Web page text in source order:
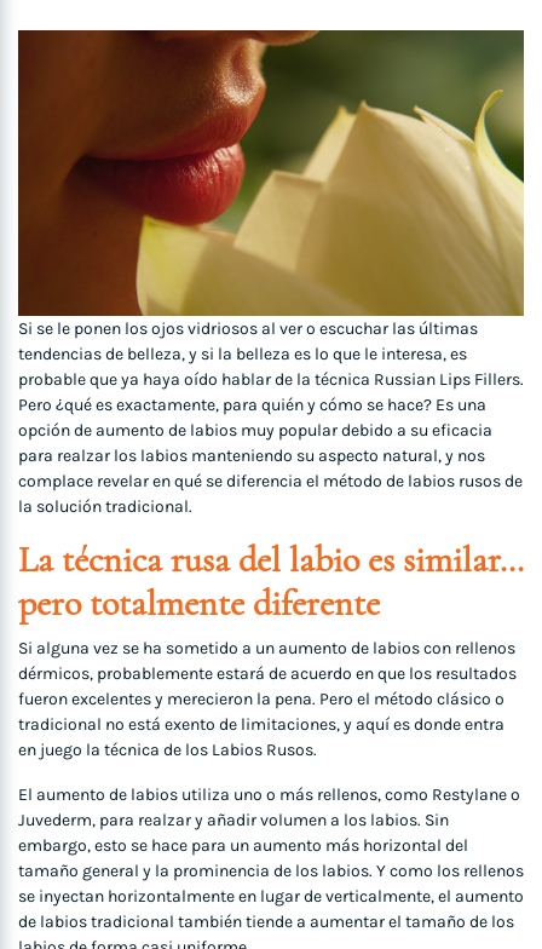
Si se le ponen los ojos vidriosos al ver o escuchar las últimas
tendencias de belleza, y si la belleza es lo que le interesa, es
probable que ya haya oído hablar de la técnica Russian Lips Fillers.
Pero ¿qué es exactamente, para quién y cómo se hace? Es una
opción de aumento de labios muy popular debido a su eficacia
para realzar los labios manteniendo su aspecto natural, y nos
complace revelar en qué se diferencia el método de labios rusos de
la solución tradicional.
La técnica rusa del labio es similar…
pero totalmente diferente
Si alguna vez se ha sometido a un aumento de labios con rellenos
dérmicos, probablemente estará de acuerdo en que los resultados
fueron excelentes y merecieron la pena. Pero el método clásico o
tradicional no está exento de limitaciones, y aquí es donde entra
en juego la técnica de los Labios Rusos.
El aumento de labios utiliza uno o más rellenos, como Restylane o
Juvederm, para realzar y añadir volumen a los labios. Sin
embargo, esto se hace para un aumento más horizontal del
tamaño general y la prominencia de los labios. Y como los rellenos
se inyectan horizontalmente en lugar de verticalmente, el aumento
de labios tradicional también tiende a aumentar el tamaño de los